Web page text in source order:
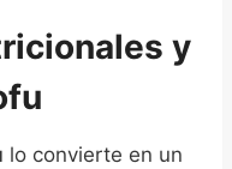
y
lo convierte en un